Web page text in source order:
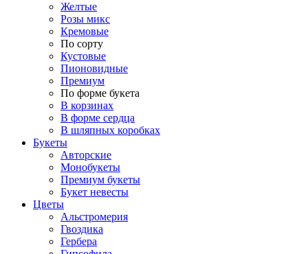
Желтые
Розы микс
Кремовые
По сорту
Кустовые
Пионовидные
Премиум
По форме букета
В корзинах
В форме сердца
В шляпных коробках
Букеты
Авторские
Монобукеты
Премиум букеты
Букет невесты
Цветы
Альстромерия
Гвоздика
Гербера